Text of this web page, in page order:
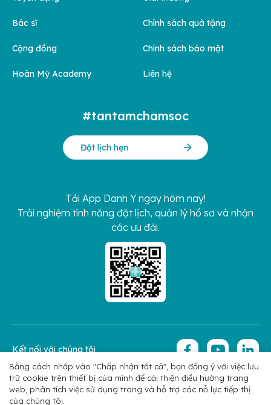
Bác sĩ
Cộng đồng
Hoàn Mỹ Academy
Chính sách quà tặng
Chính sách bảo mật
Liên hệ
#tantamchamsoc
Đặt lịch hẹn
Tải App Danh Y ngay hôm nay!
Trải nghiệm tính năng đặt lịch, quản lý hồ sơ và nhận
các ưu đãi.
Chính sách bảo mật Copyright 2026 © Hoan My Corporation
Kết nối với chúng tôi
Bằng cách nhấp vào "Chấp nhận tất cả", bạn đồng ý với việc lưu
trữ cookie trên thiết bị của mình để cải thiện điều hướng trang
web, phân tích việc sử dụng trang và hỗ trợ các nỗ lực tiếp thị
của chúng tôi.